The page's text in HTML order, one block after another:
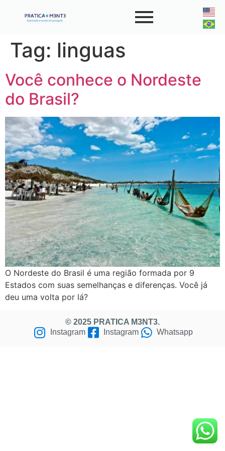
Tag: linguas
Você conhece o Nordeste
do Brasil?
O Nordeste do Brasil é uma região formada por 9
Estados com suas semelhanças e diferenças. Você já
deu uma volta por lá?
© 2025 PRATICA M3NT3.
Instagram
Instagram Whatsapp